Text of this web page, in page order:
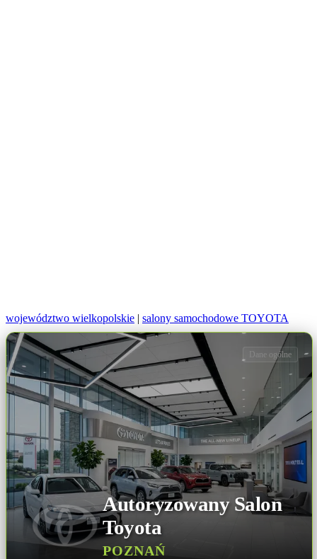
województwo wielkopolskie | salony samochodowe TOYOTA
Autoryzowany Salon
Toyota
POZNAŃ
Dane ogólne